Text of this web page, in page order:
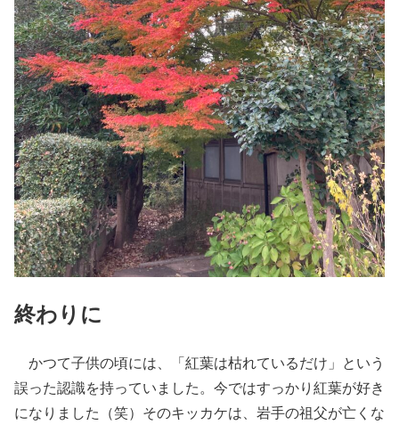
終わりに
かつて子供の頃には、「紅葉は枯れているだけ」という
誤った認識を持っていました。今ではすっかり紅葉が好き
になりました（笑）そのキッカケは、岩手の祖父が亡くな